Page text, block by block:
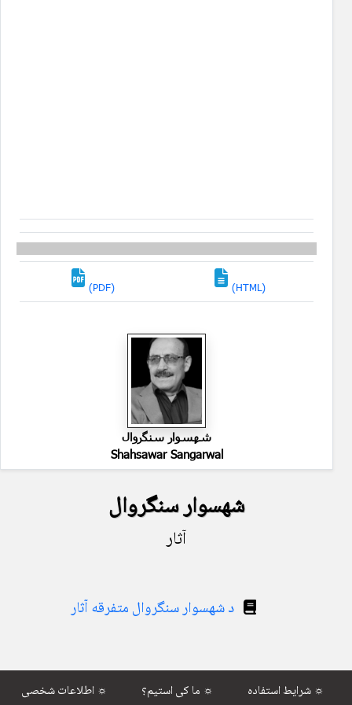
(PDF) (HTML)
شهسوار سنگروال
Shahsawar Sangarwal
شهسوار سنگروال
آثار
د شهسوار سنگروال متفرقه آثار
اطلاعات شخصی ☼ ما کی استیم؟ ☼ شرایط استفاده ☼